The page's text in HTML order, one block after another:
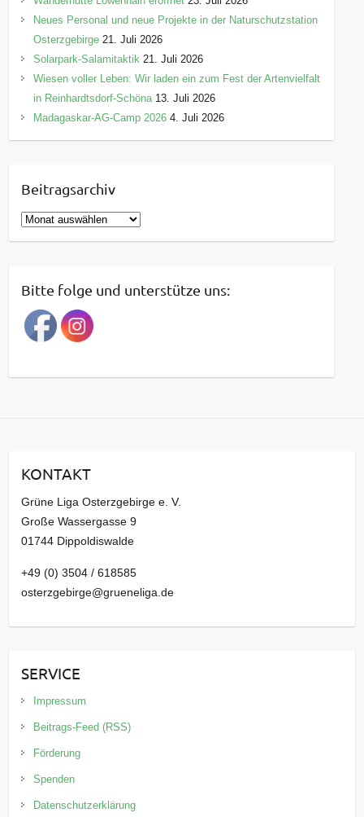
Neues Personal und neue Projekte in der Naturschutzstation
Osterzgebirge 21. Juli 2026
Solarpark-Salamitaktik 21. Juli 2026
Wiesen voller Leben: Wir laden ein zum Fest der Artenvielfalt
in Reinhardtsdorf-Schöna 13. Juli 2026
Madagaskar-AG-Camp 2026 4. Juli 2026
Beitragsarchiv
B
e
r
a
g
a
v
Bitte folge und unterstütze uns:
KONTAKT
Grüne Liga Osterzgebirge e. V.
Große Wassergasse 9
01744 Dippoldiswalde
+49 (0) 3504 / 618585
osterzgebirge@grueneliga.de
SERVICE
Impressum
Beitrags-Feed (RSS)
Förderung
Spenden
Datenschutzerklärung